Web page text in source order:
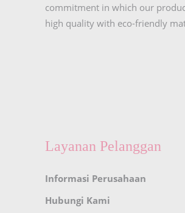
commitment in which our
high quality with eco-friendly
Layanan Pelanggan
Informasi Perusahaan
Hubungi Kami